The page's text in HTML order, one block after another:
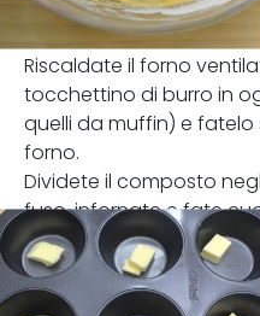
Riscaldate il forno
tocchettino di burro in
quelli da muffin) e fatelo
forno.
Dividete il composto
fuso, infornate e fate